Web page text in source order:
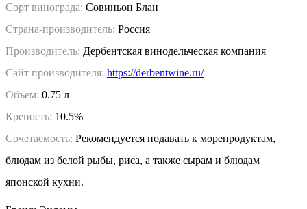
Сорт винограда: Совиньон Блан
Страна-производитель: Россия
Производитель: Дербентская винодельческая компания
Сайт производителя: https://derbentwine.ru/
Объем: 0.75 л
Крепость: 10.5%
Сочетаемость: Рекомендуется подавать к морепродуктам,
блюдам из белой рыбы, риса, а также сырам и блюдам
японской кухни.